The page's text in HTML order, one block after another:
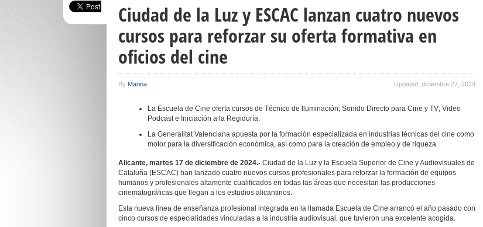
Ciudad de la Luz y ESCAC lanzan cuatro nuevos
cursos para reforzar su oferta formativa en
oficios del cine
By Marina Updated: diciembre 27, 2024
La Escuela de Cine oferta cursos de Técnico de Iluminación; Sonido Directo para Cine y TV; Video
Podcast e Iniciación a la Regiduría.
La Generalitat Valenciana apuesta por la formación especializada en industrias técnicas del cine como
motor para la diversificación económica, así como para la creación de empleo y de riqueza
Alicante, martes 17 de diciembre de 2024.- Ciudad de la Luz y la Escuela Superior de Cine y Audiovisuales de
Cataluña (ESCAC) han lanzado cuatro nuevos cursos profesionales para reforzar la formación de equipos
humanos y profesionales altamente cualificados en todas las áreas que necesitan las producciones
cinematográficas que llegan a los estudios alicantinos.
Esta nueva línea de enseñanza profesional integrada en la llamada Escuela de Cine arrancó el año pasado con
cinco cursos de especialidades vinculadas a la industria audiovisual, que tuvieron una excelente acogida.